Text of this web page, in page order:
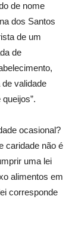
de nome
dos Santos
de um
de
validade
ocasional?
caridade não é
uma lei
alimentos em
corresponde